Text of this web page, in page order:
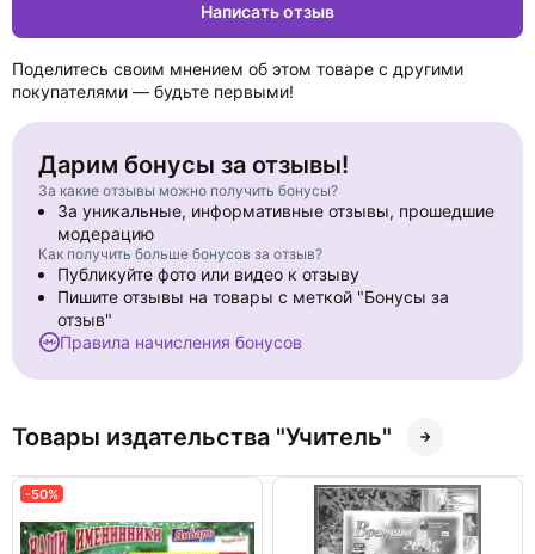
Написать отзыв
Поделитесь своим мнением об этом товаре с другими
покупателями — будьте первыми!
Дарим бонусы за отзывы!
За какие отзывы можно получить бонусы?
За уникальные, информативные отзывы, прошедшие
модерацию
Как получить больше бонусов за отзыв?
Публикуйте фото или видео к отзыву
Пишите отзывы на товары с меткой "Бонусы за
отзыв"
Правила начисления бонусов
Товары издательства "Учитель"
-50%